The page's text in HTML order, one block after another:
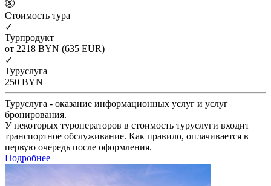
Cтоимость тура
✓
Турпродукт
от 2218 BYN (635 EUR)
✓
Туруслуга
250 BYN
Туруслуга - оказание информационных услуг и услуг
бронирования.
У некоторых туроператоров в стоимость туруслуги входит
транспортное обслуживание. Как правило, оплачивается в
первую очередь после оформления.
Подробнее